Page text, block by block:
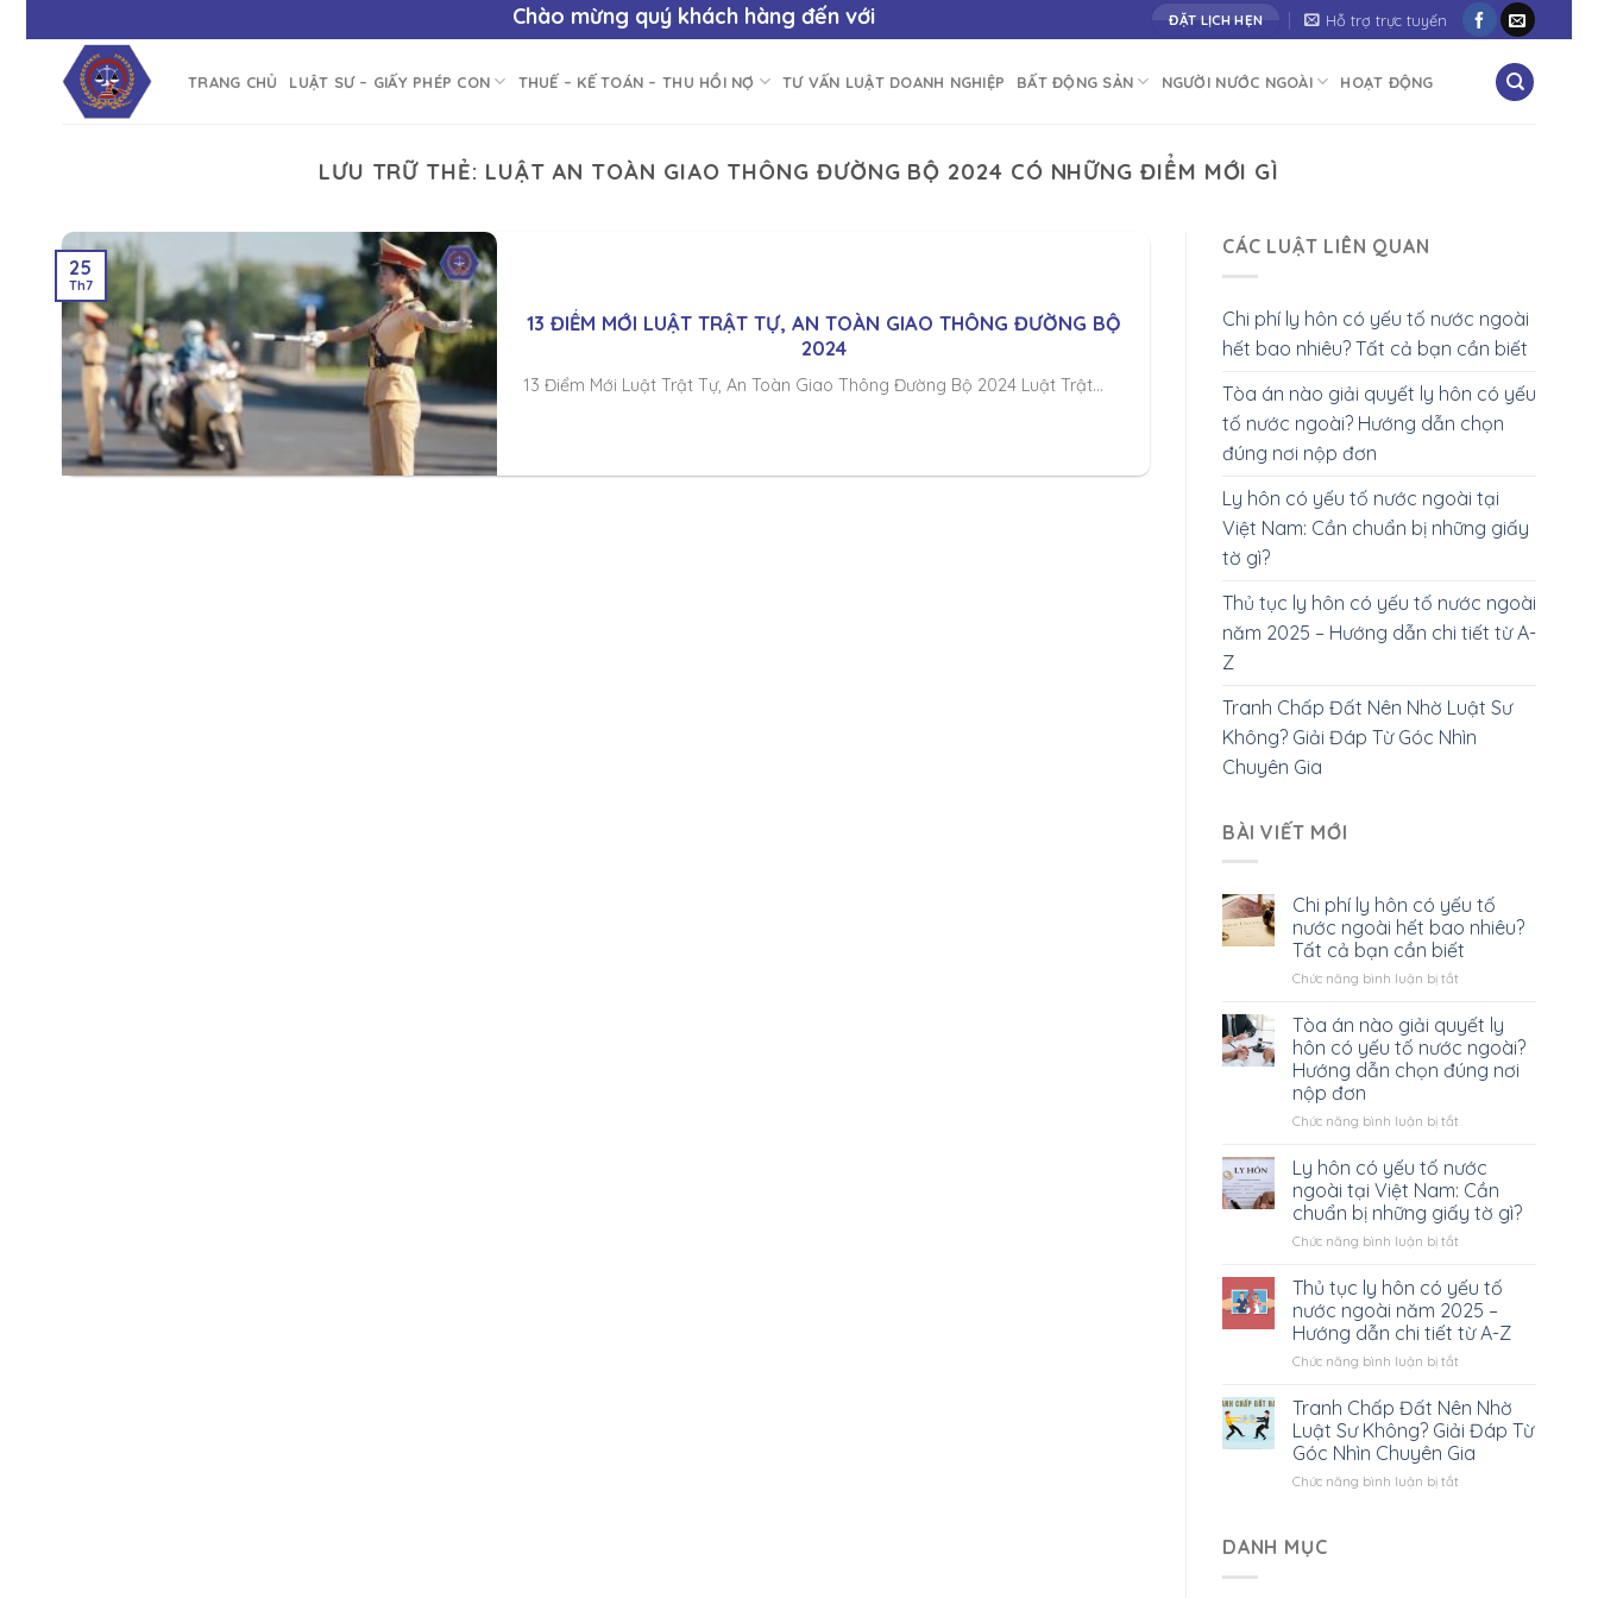
Chào mừng quý khách hàng đến vớiCông ty Luật Số 1 - "Cùng bạn vươn tới thành công"
ĐẶT LỊCH HẸN Hỗ trợ trực tuyến
TRANG CHỦ LUẬT SƯ – GIẤY PHÉP CON THUẾ – KẾ TOÁN – THU HỒI NỢ TƯ VẤN LUẬT DOANH NGHIỆP BẤT ĐỘNG SẢN NGƯỜI NƯỚC NGOÀI HOẠT ĐỘNG
LƯU TRỮ THẺ: LUẬT AN TOÀN GIAO THÔNG ĐƯỜNG BỘ 2024 CÓ NHỮNG ĐIỂM MỚI GÌ
13 ĐIỂM MỚI LUẬT TRẬT TỰ, AN TOÀN GIAO THÔNG ĐƯỜNG BỘ
2024
13 Điểm Mới Luật Trật Tự, An Toàn Giao Thông Đường Bộ 2024 Luật Trật...
25
Th7
CÁC LUẬT LIÊN QUAN
Chi phí ly hôn có yếu tố nước ngoài
hết bao nhiêu? Tất cả bạn cần biết
Tòa án nào giải quyết ly hôn có yếu
tố nước ngoài? Hướng dẫn chọn
đúng nơi nộp đơn
Ly hôn có yếu tố nước ngoài tại
Việt Nam: Cần chuẩn bị những giấy
tờ gì?
Thủ tục ly hôn có yếu tố nước ngoài
năm 2025 – Hướng dẫn chi tiết từ A-
Z
Tranh Chấp Đất Nên Nhờ Luật Sư
Không? Giải Đáp Từ Góc Nhìn
Chuyên Gia
BÀI VIẾT MỚI
Chi phí ly hôn có yếu tố
nước ngoài hết bao nhiêu?
Tất cả bạn cần biết
Chức năng bình luận bị tắtở
phí
ly
hôn
có
tố
ngoài
hết
bao
nhiêu?
Tất
bạn
cần
biết
Tòa án nào giải quyết ly
hôn có yếu tố nước ngoài?
Hướng dẫn chọn đúng nơi
nộp đơn
Chức năng bình luận bị tắtở
án
nào
giải
quyết
ly
có
yếu
tố
nước
ngoài?
dẫn
chọn
đúng
nơi
nộp
Ly hôn có yếu tố nước
ngoài tại Việt Nam: Cần
chuẩn bị những giấy tờ gì?
Chức năng bình luận bị tắtở
hôn
có
yếu
tố
nước
tại
Việt
Nam:
Cần
chuẩn
Thủ tục ly hôn có yếu tố
nước ngoài năm 2025 –
Hướng dẫn chi tiết từ A-Z
Chức năng bình luận bị tắtở
tục
ly
hôn
có
yếu
Tranh Chấp Đất Nên Nhờ
Luật Sư Không? Giải Đáp Từ
Góc Nhìn Chuyên Gia
Chức năng bình luận bị tắtở
DANH MỤC